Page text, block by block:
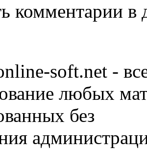
комментарии в
soft.net -
любых
без